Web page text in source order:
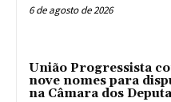
6 de agosto de 2026
União Progressista
nove nomes para
na Câmara dos